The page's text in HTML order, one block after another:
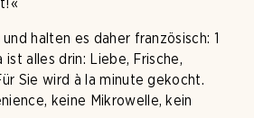
halten es daher französisch: 1
ist alles drin: Liebe, Frische,
Sie wird à la minute gekocht.
keine Mikrowelle, kein